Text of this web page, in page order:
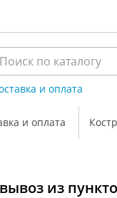
и оплата
и оплата
из